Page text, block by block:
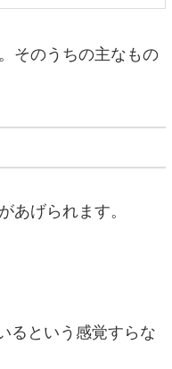
そのうちの主なもの
あげられます。
るという感覚すらな